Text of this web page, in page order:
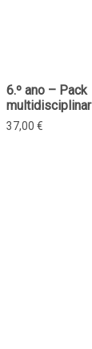
6.º ano – Pack
multidisciplinar
37,00 €